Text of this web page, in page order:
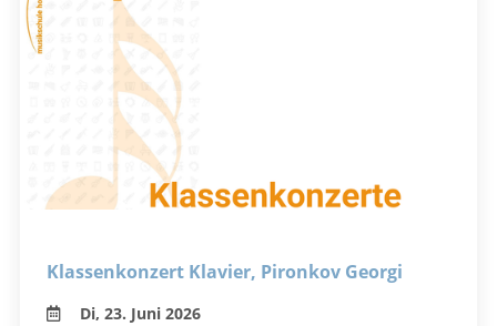
Klassenkonzert Klavier, Pironkov Georgi
Di, 23. Juni 2026